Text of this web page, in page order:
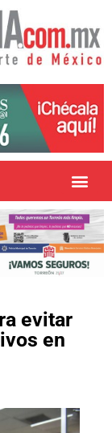
evitar
en